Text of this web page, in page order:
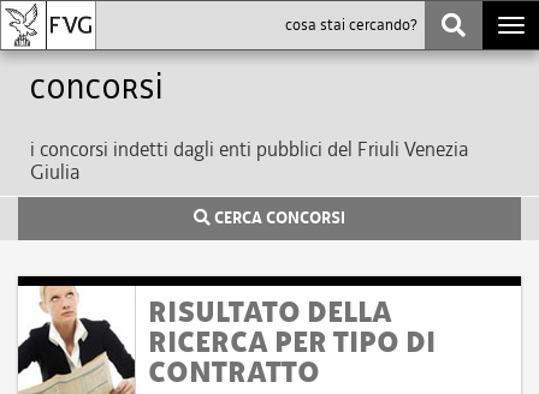
Concorsi
i concorsi indetti dagli enti pubblici del Friuli Venezia
Giulia
CERCA CONCORSI
RISULTATO DELLA
RICERCA PER TIPO DI
CONTRATTO